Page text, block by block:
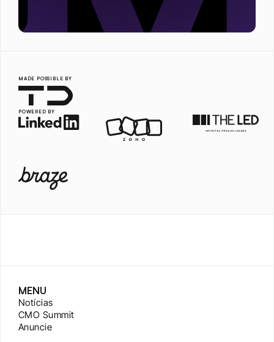
MADE POSSIBLE BY
POWERED BY
MENU
Notícias
CMO Summit
Anuncie